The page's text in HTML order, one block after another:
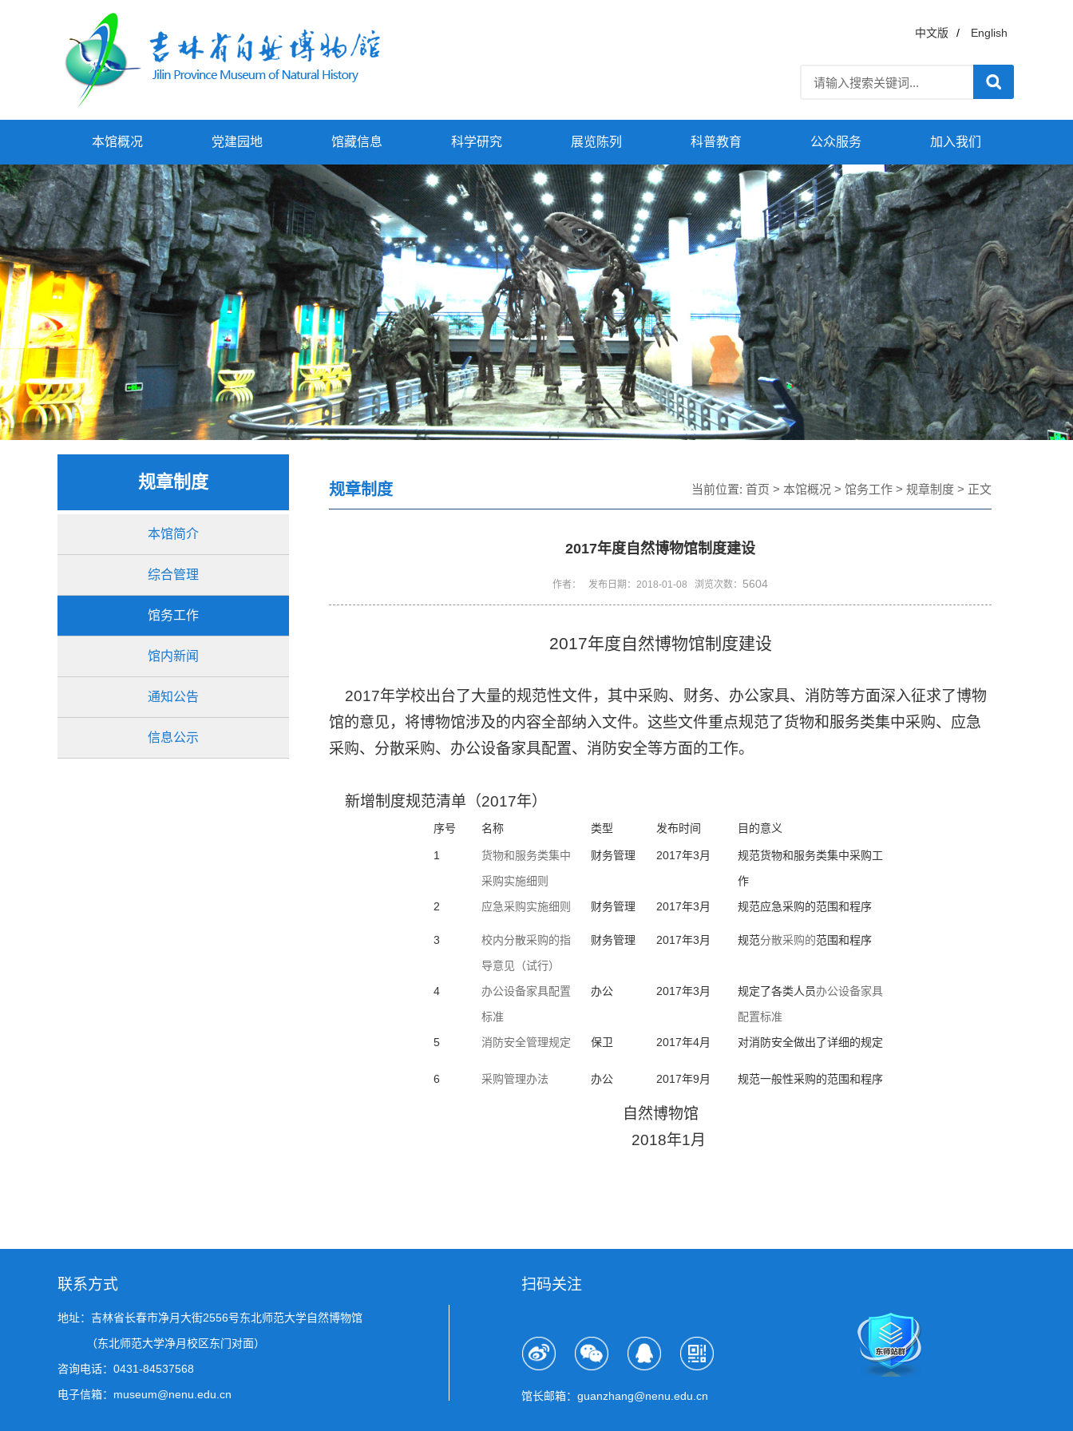
中文版 / English
本馆概况 党建园地 馆藏信息 科学研究 展览陈列 科普教育 公众服务 加入我们
规章制度
本馆简介
综合管理
馆务工作
馆内新闻
通知公告
信息公示
规章制度 当前位置: 首页 > 本馆概况 > 馆务工作 > 规章制度 > 正文
2017年度自然博物馆制度建设
作者： 发布日期：2018-01-08 浏览次数： 5604
2017年度自然博物馆制度建设
2017年学校出台了大量的规范性文件，其中采购、财务、办公家具、消防等方面深入征求了博物
馆的意见，将博物馆涉及的内容全部纳入文件。这些文件重点规范了货物和服务类集中采购、应急
采购、分散采购、办公设备家具配置、消防安全等方面的工作。
新增制度规范清单（2017年）
序号 名称 类型 发布时间 目的意义
1
货物和服务类集中
采购实施细则
财务管理 2017年3月
规范货物和服务类集中采购工
作
2
应急采购实施细则 财务管理 2017年3月 规范应急采购的范围和程序
3
校内分散采购的指
导意见（试行）
财务管理 2017年3月 规范分散采购的范围和程序
4
办公设备家具配置
标准
办公 2017年3月 规定了各类人员办公设备家具
配置标准
5
消防安全管理规定 保卫 2017年4月 对消防安全做出了详细的规定
6 采购管理办法 办公 2017年9月 规范一般性采购的范围和程序
自然博物馆
2018年1月
联系方式
地址：吉林省长春市净月大街2556号东北师范大学自然博物馆
（东北师范大学净月校区东门对面）
咨询电话：0431-84537568
电子信箱：museum@nenu.edu.cn
扫码关注
馆长邮箱：guanzhang@nenu.edu.cn